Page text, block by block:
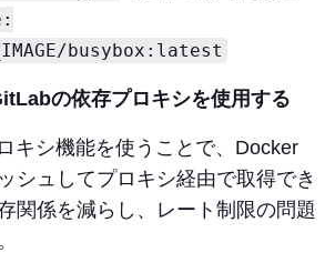
busybox:latest
の依存プロキシを使用する
キシ機能を使うことで、Docker
シュしてプロキシ経由で取得でき
関係を減らし、レート制限の問題